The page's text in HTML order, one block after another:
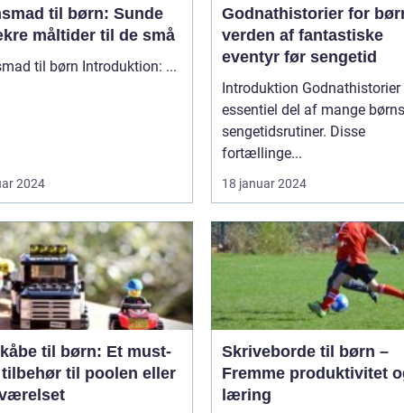
til børn: Sunde
måltider til de små
Aftensmad til børn Introduktion: ...
2024
Godnathistorier for
verden af fantastiske
eventyr før sengetid
Introduktion Godnathistorier er en
essentiel del af mange børns
sengetidsrutiner. Disse
fortællinge...
18 januar 2024
til børn: Et must-
til poolen eller
Skriveborde til børn –
Fremme produktivitet
læring